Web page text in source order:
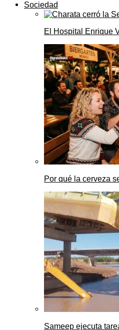
Sociedad
El Hospital Enrique
Por qué la cerveza
Sameep ejecuta